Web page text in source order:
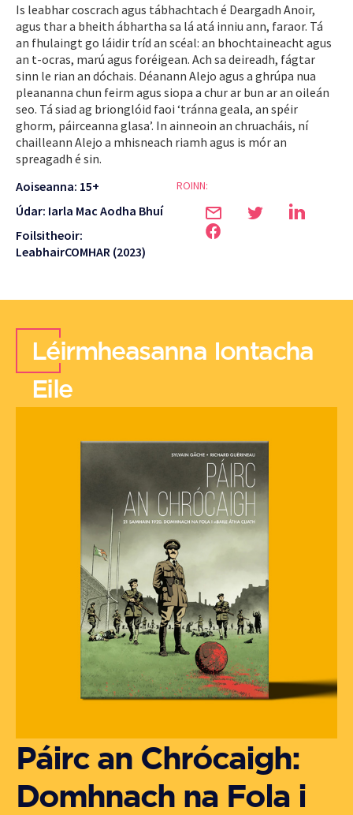
Is leabhar coscrach agus tábhachtach é Deargadh Anoir,
agus thar a bheith ábhartha sa lá atá inniu ann, faraor. Tá
an fhulaingt go láidir tríd an scéal: an bhochtaineacht agus
an t-ocras, marú agus foréigean. Ach sa deireadh, fágtar
sinn le rian an dóchais. Déanann Alejo agus a ghrúpa nua
pleananna chun feirm agus siopa a chur ar bun ar an oileán
seo. Tá siad ag brionglóid faoi ‘tránna geala, an spéir
ghorm, páirceanna glasa’. In ainneoin an chruacháis, ní
chailleann Alejo a mhisneach riamh agus is mór an
spreagadh é sin.
ROINN:
Aoiseanna: 15+
Údar: Iarla Mac Aodha Bhuí
Foilsitheoir:
LeabhairCOMHAR (2023)
Léirmheasanna Iontacha
Eile
Páirc an Chrócaigh:
Domhnach na Fola i